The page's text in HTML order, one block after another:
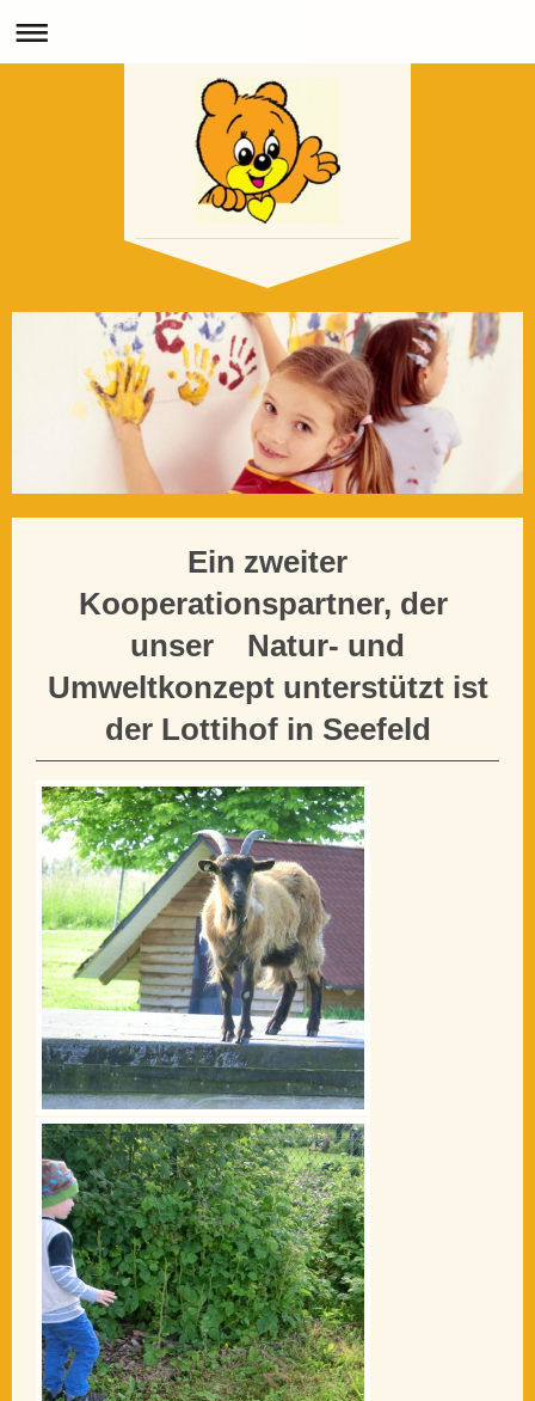
Ein zweiter
Kooperationspartner, der
unser Natur- und
Umweltkonzept unterstützt ist
der Lottihof in Seefeld